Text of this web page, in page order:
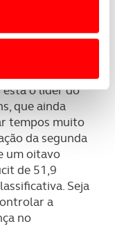
e limitando
no
lhe proporcionar
como para
website.
relativa à sua
e de análise, com
países terceiros.
internacionais de
últimos dois
perdeu mais
é quase
luta.
está o líder do
que ainda
tempos muito
da segunda
um oitavo
de 51,9
Seja
a
no